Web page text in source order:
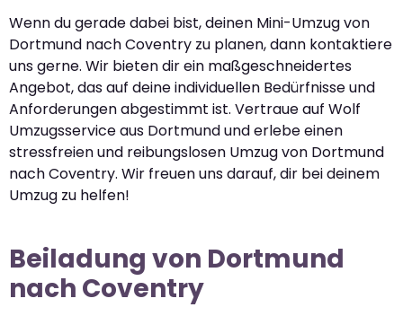
Wenn du gerade dabei bist, deinen Mini-Umzug von
Dortmund nach Coventry zu planen, dann kontaktiere
uns gerne. Wir bieten dir ein maßgeschneidertes
Angebot, das auf deine individuellen Bedürfnisse und
Anforderungen abgestimmt ist. Vertraue auf Wolf
Umzugsservice aus Dortmund und erlebe einen
stressfreien und reibungslosen Umzug von Dortmund
nach Coventry. Wir freuen uns darauf, dir bei deinem
Umzug zu helfen!
Beiladung von Dortmund
nach Coventry